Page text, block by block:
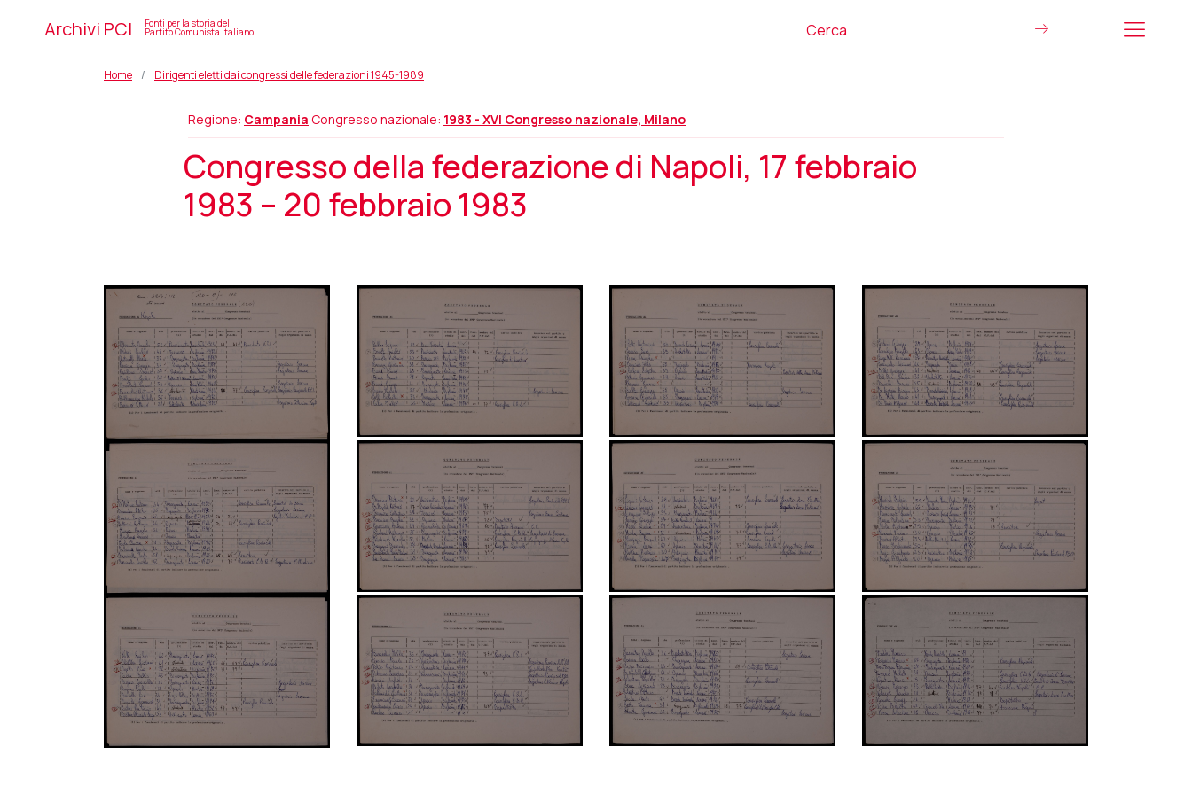
Archivi PCI Fonti per la storia del
Partito Comunista Italiano
Home Dirigenti eletti dai congressi delle federazioni 1945-1989
Regione: Campania Congresso nazionale: 1983 - XVI Congresso nazionale, Milano
Congresso della federazione di Napoli, 17 febbraio
1983 – 20 febbraio 1983